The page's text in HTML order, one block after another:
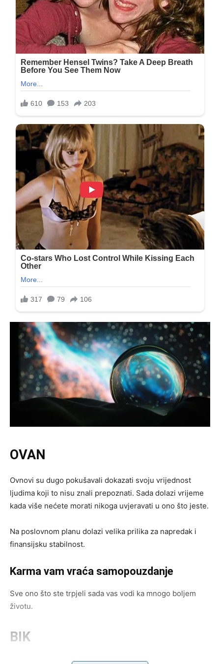
OVAN
Ovnovi su dugo pokušavali dokazati svoju vrijednost
ljudima koji to nisu znali prepoznati. Sada dolazi vrijeme
kada više nećete morati nikoga uvjeravati u ono što jeste.
Na poslovnom planu dolazi velika prilika za napredak i
finansijsku stabilnost.
Karma vam vraća samopouzdanje
Sve ono što ste trpjeli sada vas vodi ka mnogo boljem
životu.
BIK